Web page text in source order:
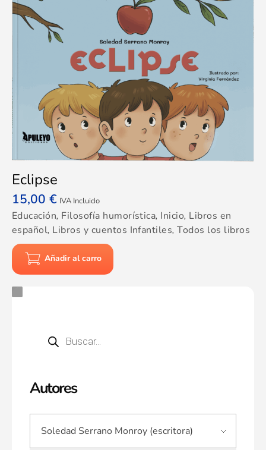
Autores
Eclipse
15,00 € IVA Incluido
Educación, Filosofía humorística, Inicio, Libros en
español, Libros y cuentos Infantiles,Todos los libros
Añadir al carro